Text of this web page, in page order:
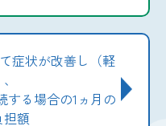
症状が改善し（軽
する場合の1ヵ月の
担額